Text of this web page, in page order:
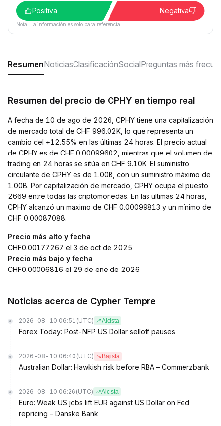
Positiva
Negativa
Nota: La información es solo para referencia.
ResumenNoticiasClasificaciónSocialPreguntas más
Resumen del precio de CPHY en tiempo real
A fecha de 10 de ago de 2026, CPHY tiene una capitalización
de mercado total de CHF 996.02K, lo que representa un
cambio del +12.55% en las últimas 24 horas. El precio actual
de CPHY es de CHF 0.00099602, mientras que el volumen de
trading en 24 horas se sitúa en CHF 9.10K. El suministro
circulante de CPHY es de 1.00B, con un suministro máximo de
1.00B. Por capitalización de mercado, CPHY ocupa el puesto
2669 entre todas las criptomonedas. En las últimas 24 horas,
CPHY alcanzó un máximo de CHF 0.00099813 y un mínimo de
CHF 0.00087088.
Precio más alto y fecha
CHF0.00177267 el 3 de oct de 2025
Precio más bajo y fecha
CHF0.00006816 el 29 de ene de 2026
Noticias acerca de Cypher Tempre
2026-08-10 06:51 (UTC) Alcista
Forex Today: Post-NFP US Dollar selloff pauses
2026-08-10 06:40 (UTC) Bajista
Australian Dollar: Hawkish risk before RBA – Commerzbank
2026-08-10 06:26 (UTC) Alcista
Euro: Weak US jobs lift EUR against US Dollar on Fed
repricing – Danske Bank